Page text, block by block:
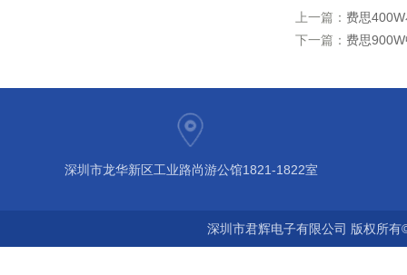
上一篇： 费思
下一篇： 费思
深圳市龙华新区工业路尚游公馆1821-1822室
深圳市君辉电子有限公司 版权所